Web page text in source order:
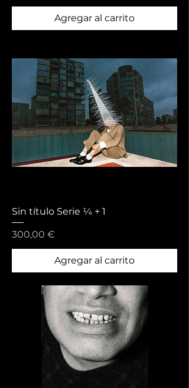
Agregar al carrito
Sin título Serie ¼ + 1
Precio
300,00 €
Agregar al carrito